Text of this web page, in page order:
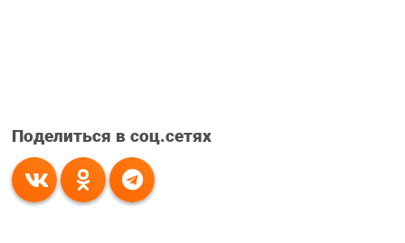
Поделиться в соц.сетях